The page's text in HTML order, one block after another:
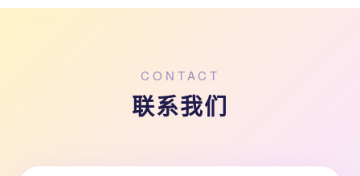
CONTACT
联系我们